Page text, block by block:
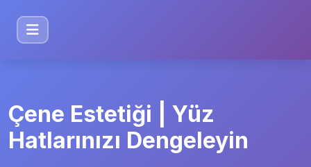
Çene Estetiği | Yüz
Hatlarınızı Dengeleyin